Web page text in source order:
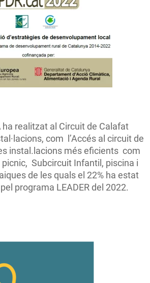
ha realitzat al Circuit de Calafat
com l’Accés al circuit de
instal.lacions més eficients com
picnic, Subcircuit Infantil, piscina i
de les quals el 22% ha estat
programa LEADER del 2022.